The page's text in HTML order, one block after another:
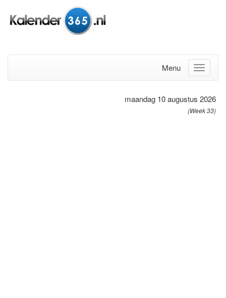
Menu
maandag 10 augustus 2026
(Week 33)